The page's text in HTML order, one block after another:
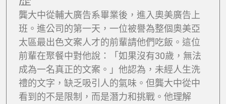
龔大中從輔大廣告系畢業後，進入奧美廣告上
班。進公司的第一天，一位被譽為整個奧美亞
太區最出色文案人才的前輩請他們吃飯。這位
前輩在聚餐中對他說：「如果沒有30歲，無法
成為一名真正的文案。」他認為，未經人生洗
禮的文字，缺乏吸引人的氣味。但龔大中從中
看到的不是限制，而是潛力和挑戰。他理解